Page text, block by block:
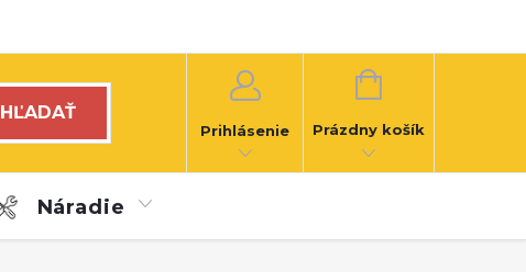
HĽADAŤ
Prihlásenie
NÁKUPNÝ
Prázdny košík
Náradie